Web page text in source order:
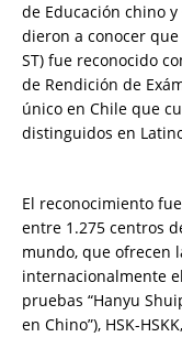
de Educación chino
dieron a conocer
ST) fue reconocido
de Rendición de
único en Chile que
distinguidos en
El reconocimiento
entre 1.275 centros
mundo, que ofrecen
internacionalmente
pruebas “Hanyu
en Chino”), HSK-